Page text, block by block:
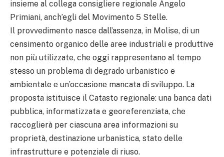
insieme al collega consigliere regionale Angelo
Primiani, anch’egli del Movimento 5 Stelle.
Il provvedimento nasce dall’assenza, in Molise, di un
censimento organico delle aree industriali e produttive
non più utilizzate, che oggi rappresentano al tempo
stesso un problema di degrado urbanistico e
ambientale e un’occasione mancata di sviluppo. La
proposta istituisce il Catasto regionale: una banca dati
pubblica, informatizzata e georeferenziata, che
raccoglierà per ciascuna area informazioni su
proprietà, destinazione urbanistica, stato delle
infrastrutture e potenziale di riuso.